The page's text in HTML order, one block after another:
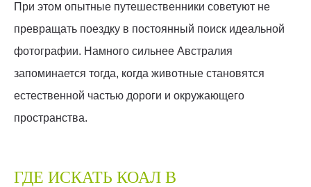
При этом опытные путешественники советуют не
превращать поездку в постоянный поиск идеальной
фотографии. Намного сильнее Австралия
запоминается тогда, когда животные становятся
естественной частью дороги и окружающего
пространства.
ГДЕ ИСКАТЬ КОАЛ В